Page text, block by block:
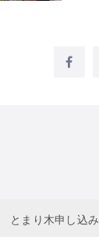
とまり木申し込み